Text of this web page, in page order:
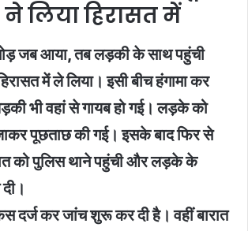
लिया हिरासत में
जब आया, तब लड़की के साथ पहुंची
में ले लिया। इसी बीच हंगामा कर
भी वहां से गायब हो गई। लड़के को
पूछताछ की गई। इसके बाद फिर से
को पुलिस थाने पहुंची और लड़के के
दर्ज कर जांच शुरू कर दी है। वहीं बारात